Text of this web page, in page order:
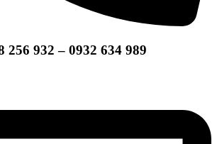
256 932 – 0932 634 989